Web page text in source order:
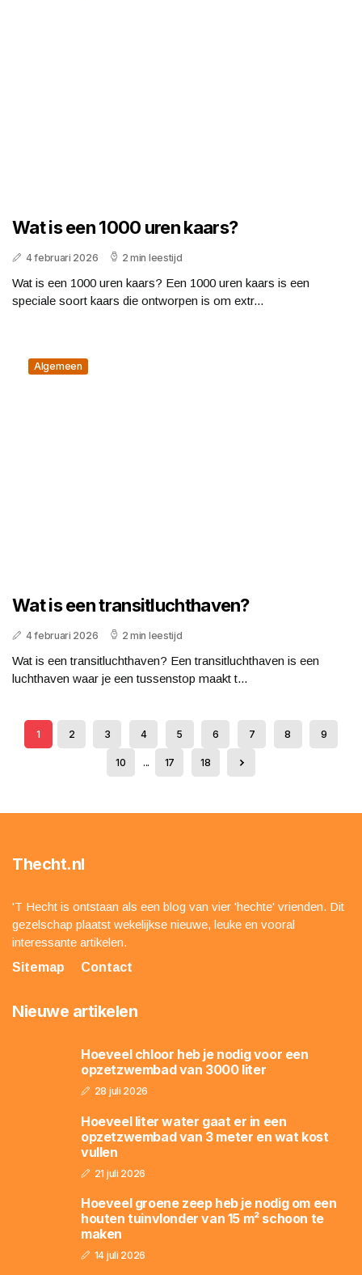
Wat is een 1000 uren kaars?
4 februari 2026 2 min leestijd
Wat is een 1000 uren kaars? Een 1000 uren kaars is een
speciale soort kaars die ontworpen is om extr...
Algemeen
Wat is een transitluchthaven?
4 februari 2026 2 min leestijd
Wat is een transitluchthaven? Een transitluchthaven is een
luchthaven waar je een tussenstop maakt t...
1 2 3 4 5 6 7 8 9
10 ... 17 18
Thecht.nl
'T Hecht is ontstaan als een blog van vier 'hechte' vrienden. Dit
gezelschap plaatst wekelijkse nieuwe, leuke en vooral
interessante artikelen.
Sitemap
Contact
Nieuwe artikelen
Hoeveel chloor heb je nodig voor een
opzetzwembad van 3000 liter
28 juli 2026
Hoeveel liter water gaat er in een
opzetzwembad van 3 meter en wat kost
vullen
21 juli 2026
Hoeveel groene zeep heb je nodig om een
houten tuinvlonder van 15 m² schoon te
maken
14 juli 2026